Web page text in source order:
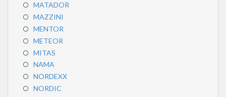
MATADOR
MAZZINI
MENTOR
METEOR
MITAS
NAMA
NORDEXX
NORDIC